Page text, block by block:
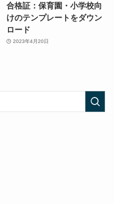
合格証：保育園・小学校向
けのテンプレートをダウン
ロード
2023年4月20日